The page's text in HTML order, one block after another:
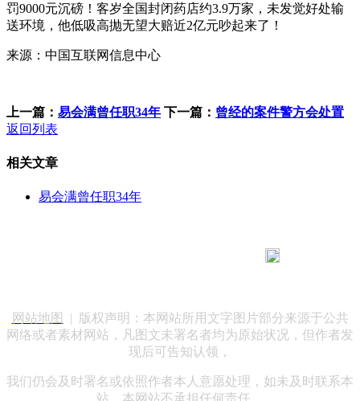
罚9000元沉磅！客岁全国封闭药店约3.9万家，未发觉好处输
送环境，他低吸高抛无望大赔近2亿元吵起来了！
来源：中国互联网信息中心
上一篇： 易会满曾任职34年 下一篇： 曾经的案件警方会处置
返回列表
相关文章
易会满曾任职34年
网站地图
| 版权声明：本网站所用文字图片部分来源于公共
网络或者素材网站，凡图文未署名者均为原始状况，但作者发
现后可告知认领，
我们仍会及时署名或依照作者本人意愿处理，如未及时联系本